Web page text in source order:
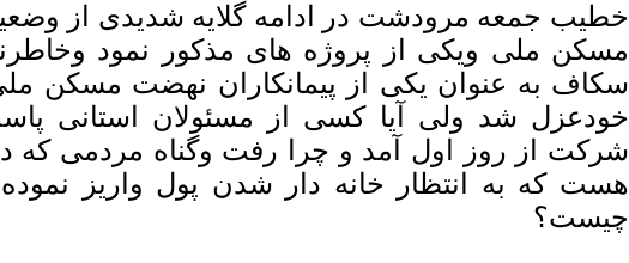
خطیب جمعه مرودشت در ادامه گلایه شدیدی از
مسکن ملی ویکی از پروژه های مذکور نمود
سکاف به عنوان یکی از پیمانکاران نهضت مسکن
خودعزل شد ولی آیا کسی از مسئولان استانی
شرکت از روز اول آمد و چرا رفت وگناه مردمی که
هست که به انتظار خانه دار شدن پول واریز
چیست؟